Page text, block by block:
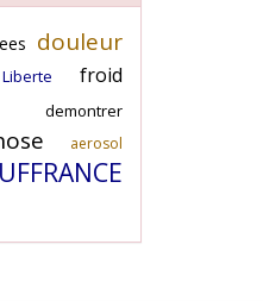
douleur
Liberte froid
demontrer
aerosol